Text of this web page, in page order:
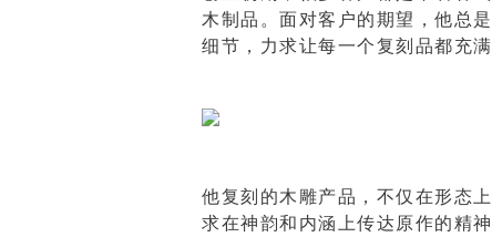
木制品。面对客户的期望，他总
细节，力求让每一个复刻品都充
他复刻的木雕产品，不仅在形态
求在神韵和内涵上传达原作的精神